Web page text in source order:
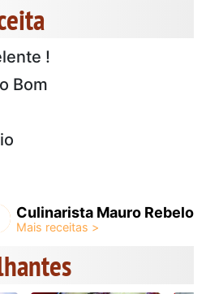
!
Bom
Culinarista Mauro Rebelo